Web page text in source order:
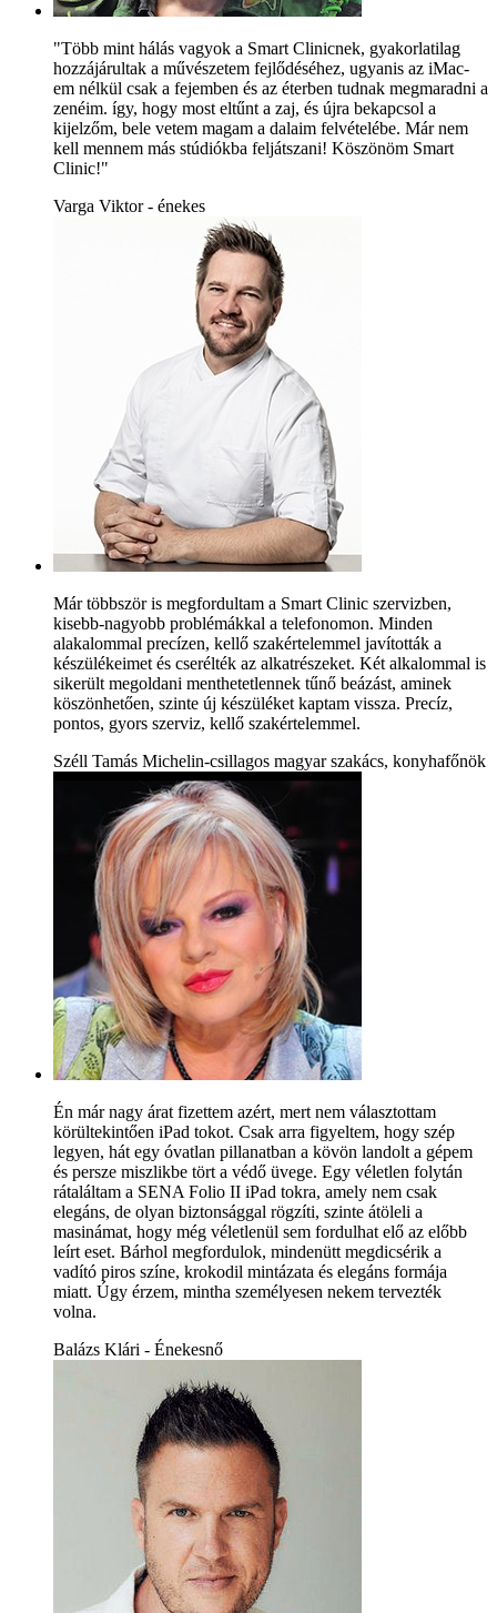
"Több mint hálás vagyok a Smart Clinicnek, gyakorlatilag
hozzájárultak a művészetem fejlődéséhez, ugyanis az iMac-
em nélkül csak a fejemben és az éterben tudnak megmaradni a
zenéim. így, hogy most eltűnt a zaj, és újra bekapcsol a
kijelzőm, bele vetem magam a dalaim felvételébe. Már nem
kell mennem más stúdiókba feljátszani! Köszönöm Smart
Clinic!"
Varga Viktor - énekes
Már többször is megfordultam a Smart Clinic szervizben,
kisebb-nagyobb problémákkal a telefonomon. Minden
alakalommal precízen, kellő szakértelemmel javították a
készülékeimet és cserélték az alkatrészeket. Két alkalommal is
sikerült megoldani menthetetlennek tűnő beázást, aminek
köszönhetően, szinte új készüléket kaptam vissza. Precíz,
pontos, gyors szerviz, kellő szakértelemmel.
Széll Tamás Michelin-csillagos magyar szakács, konyhafőnök
Én már nagy árat fizettem azért, mert nem választottam
körültekintően iPad tokot. Csak arra figyeltem, hogy szép
legyen, hát egy óvatlan pillanatban a kövön landolt a gépem
és persze miszlikbe tört a védő üvege. Egy véletlen folytán
rátaláltam a SENA Folio II iPad tokra, amely nem csak
elegáns, de olyan biztonsággal rögzíti, szinte átöleli a
masinámat, hogy még véletlenül sem fordulhat elő az előbb
leírt eset. Bárhol megfordulok, mindenütt megdicsérik a
vadító piros színe, krokodil mintázata és elegáns formája
miatt. Úgy érzem, mintha személyesen nekem tervezték
volna.
Balázs Klári - Énekesnő